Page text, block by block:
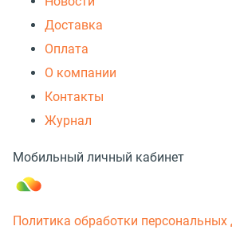
Доставка
Оплата
О компании
Контакты
Журнал
Мобильный личный кабинет
Политика обработки